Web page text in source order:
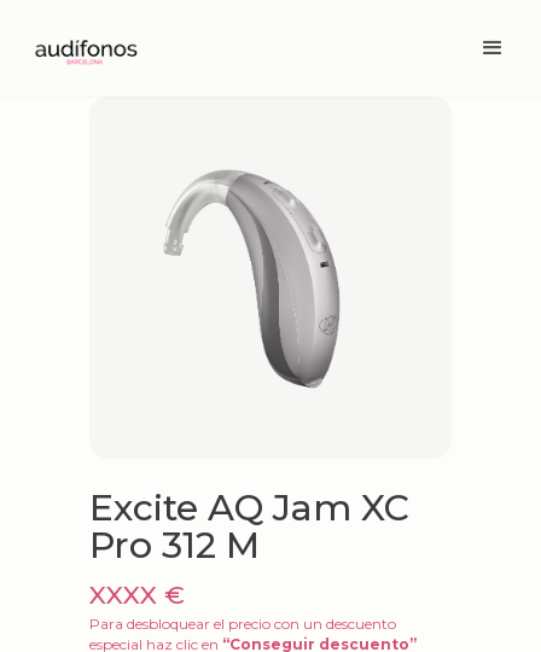
Excite AQ Jam XC
Pro 312 M
XXXX €
Para desbloquear el precio con un descuento
especial haz clic en “Conseguir descuento”